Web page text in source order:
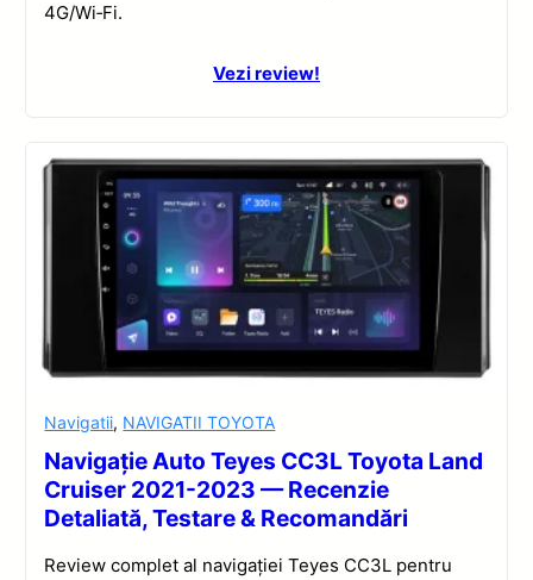
4G/Wi‑Fi.
Vezi review!
Navigatii, NAVIGATII TOYOTA
Navigație Auto Teyes CC3L Toyota Land
Cruiser 2021-2023 — Recenzie
Detaliată, Testare & Recomandări
Review complet al navigației Teyes CC3L pentru